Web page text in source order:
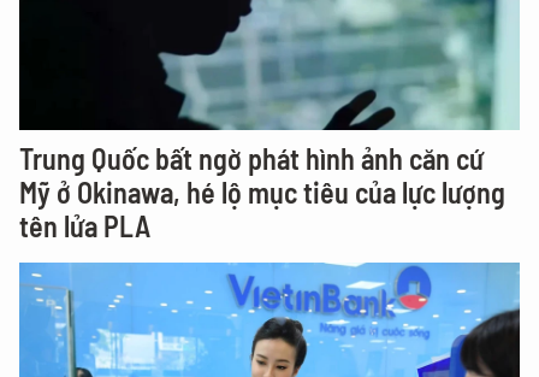
Trung Quốc bất ngờ phát hình ảnh căn cứ
Mỹ ở Okinawa, hé lộ mục tiêu của lực lượng
tên lửa PLA